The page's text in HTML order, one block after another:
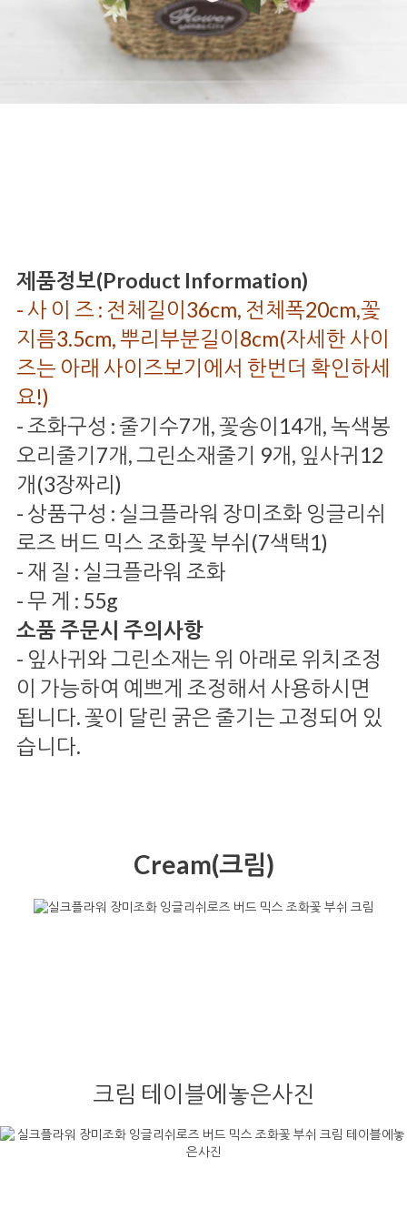
제품정보(Product Information)
- 사 이 즈 : 전체길이36cm, 전체폭20cm,꽃
지름3.5cm, 뿌리부분길이8cm(자세한 사이
즈는 아래 사이즈보기에서 한번더 확인하세
요!)
- 조화구성 : 줄기수7개, 꽃송이14개, 녹색봉
오리줄기7개, 그린소재줄기 9개, 잎사귀12
개(3장짜리)
- 상품구성 : 실크플라워 장미조화 잉글리쉬
로즈 버드 믹스 조화꽃 부쉬(7색택1)
- 재 질 : 실크플라워 조화
- 무 게 : 55g
소품 주문시 주의사항
- 잎사귀와 그린소재는 위 아래로 위치조정
이 가능하여 예쁘게 조정해서 사용하시면
됩니다. 꽃이 달린 굵은 줄기는 고정되어 있
습니다.
Cream(크림)
크림 테이블에놓은사진